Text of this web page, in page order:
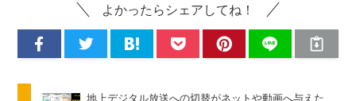
よかったらシェアしてね！
地上デジタル放送への切替がネットや動画へ与えた